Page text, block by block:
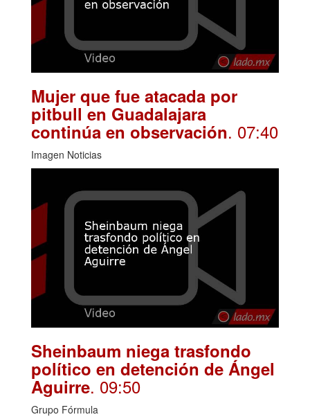
Mujer que fue atacada por
pitbull en Guadalajara
continúa en observación. 07:40
Imagen Noticias
Sheinbaum niega trasfondo
político en detención de Ángel
Aguirre. 09:50
Grupo Fórmula